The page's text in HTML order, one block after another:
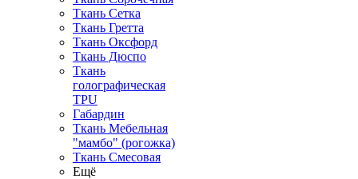
Ткань Сетка
Ткань Гретта
Ткань Оксфорд
Ткань Дюспо
Ткань
голографическая
TPU
Габардин
Ткань Мебельная
"мамбо" (рогожка)
Ткань Смесовая
Ещё